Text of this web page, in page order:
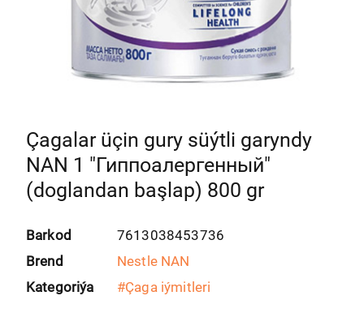
Çagalar üçin gury süýtli garyndy
NAN 1 "Гиппоалергенный"
(doglandan başlap) 800 gr
Barkod
7613038453736
Brend
Nestle NAN
Kategoriýa
#Çaga iýmitleri